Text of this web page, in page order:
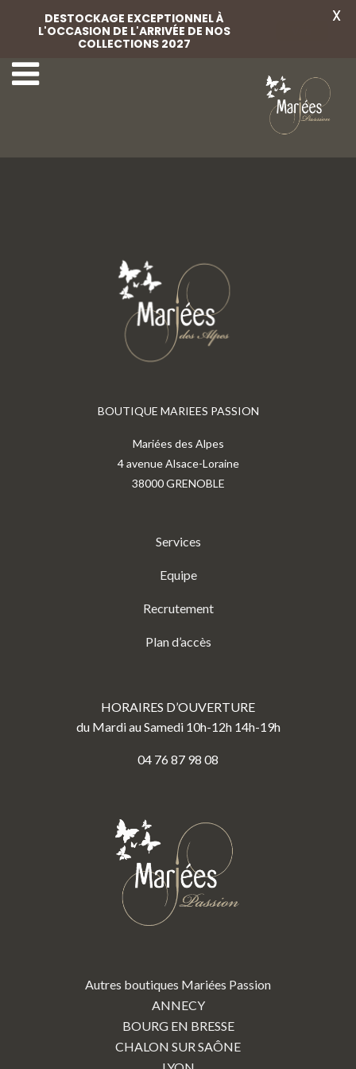
22 Rembo Atelier
BOUTIQUE MARIEES PASSION
Mariées des Alpes
4 avenue Alsace-Loraine
38000 GRENOBLE
Services
Equipe
Recrutement
Plan d’accès
HORAIRES D’OUVERTURE
du Mardi au Samedi 10h-12h 14h-19h
04 76 87 98 08
Autres boutiques Mariées Passion
ANNECY
BOURG EN BRESSE
CHALON SUR SAÔNE
DESTOCKAGE EXCEPTIONNEL À
L'OCCASION DE L'ARRIVÉE DE NOS
COLLECTIONS 2027
X